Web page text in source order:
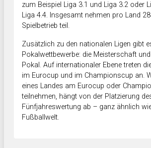
zum Beispiel Liga 3.1 und Liga 3.2 oder
Liga 4.4. Insgesamt nehmen pro Land
Spielbetrieb teil.
Zusätzlich zu den nationalen Ligen gibt
Pokalwettbewerbe: die Meisterschaft
Pokal. Auf internationaler Ebene treten
im Eurocup und im Championscup an.
eines Landes am Eurocup oder
teilnehmen, hängt von der Platzierung
Fünfjahreswertung ab – ganz ähnlich
Fußballwelt.